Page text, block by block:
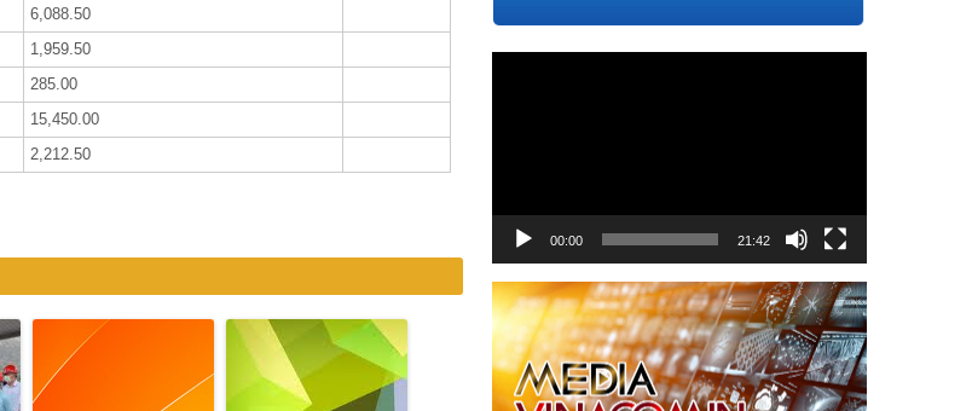
6,088.50
1,959.50
285.00
15,450.00
2,212.50
00:00 21:42